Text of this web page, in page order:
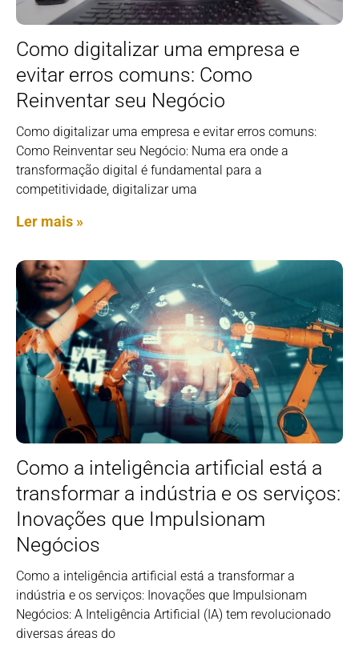
Como digitalizar uma empresa e
evitar erros comuns: Como
Reinventar seu Negócio
Como digitalizar uma empresa e evitar erros comuns:
Como Reinventar seu Negócio: Numa era onde a
transformação digital é fundamental para a
competitividade, digitalizar uma
Ler mais »
Como a inteligência artificial está a
transformar a indústria e os serviços:
Inovações que Impulsionam
Negócios
Como a inteligência artificial está a transformar a
indústria e os serviços: Inovações que Impulsionam
Negócios: A Inteligência Artificial (IA) tem revolucionado
diversas áreas do